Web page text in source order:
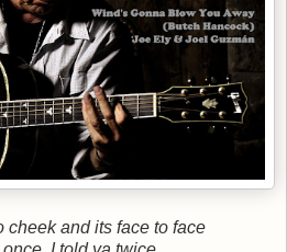
cheek and its face to face